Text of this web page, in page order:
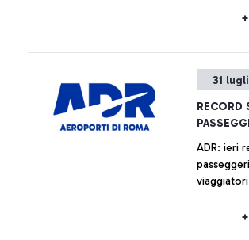
31
RECORD
ADR: ieri
viaggiatori